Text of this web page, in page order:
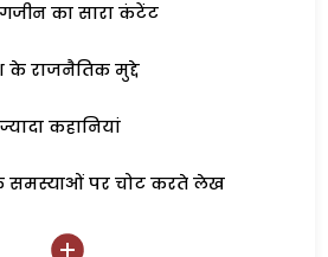
का सारा कंटेंट
के राजनैतिक मुद्दे
कहानियां
समस्याओं पर चोट करते लेख